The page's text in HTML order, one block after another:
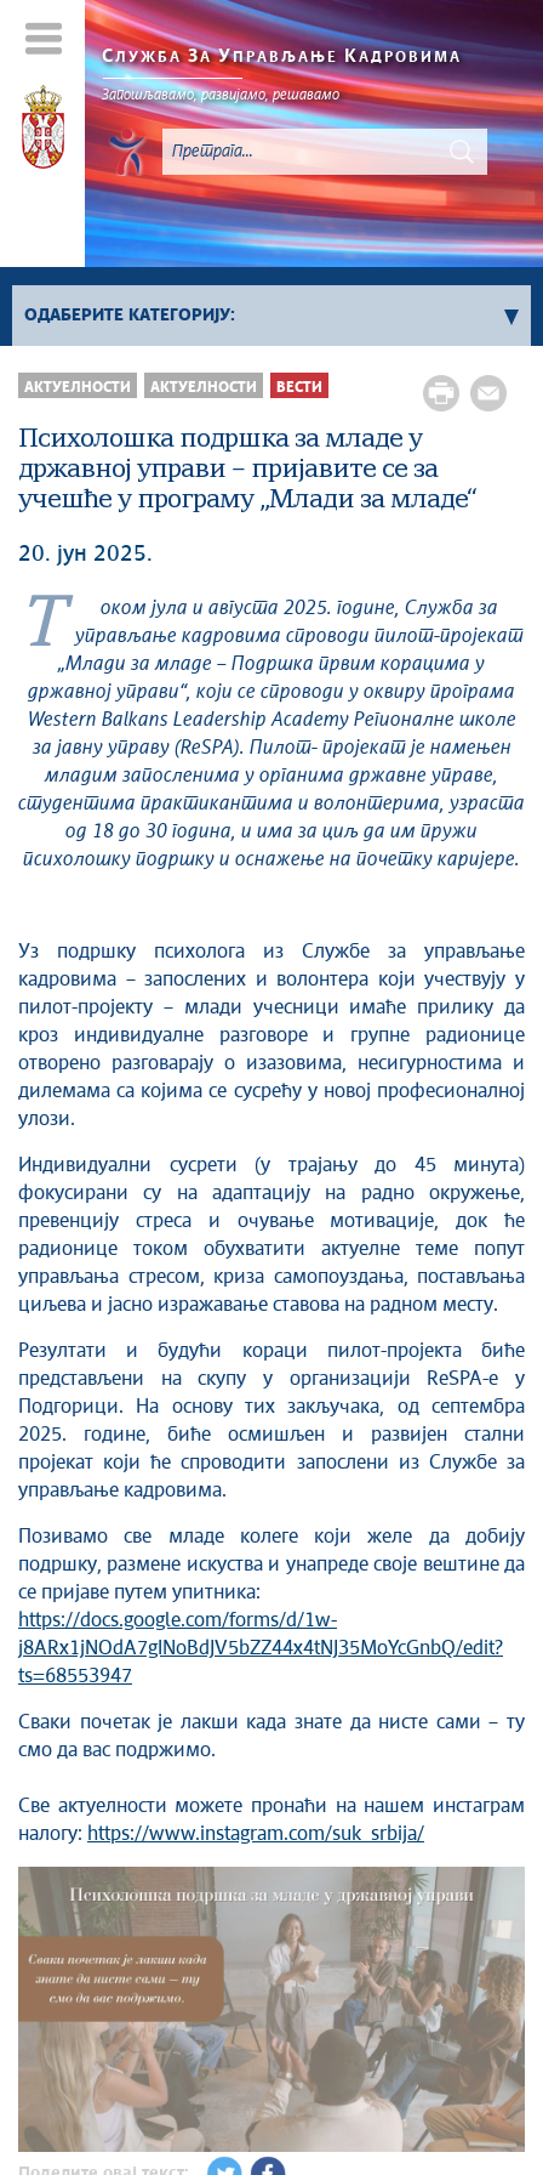
СЛУЖБА ЗАУПРАВЉАЊЕ КАДРОВИМА
Запошљавамо, развијамо, решавамо
ОДАБЕРИТЕ КАТЕГОРИЈУ:
Вести
Вести о објављеним конкурсима за
извршилачка радна места
Фото галерија
АКТУЕЛНОСТИ АКТУЕЛНОСТИ ВЕСТИ
Психолошка подршка за младе у
државној управи – пријавите се за
учешће у програму „Млади за младе“
20. јун 2025.
Т
оком јула и августа 2025. године, Служба за
управљање кадровима спроводи пилот-пројекат
„Млади за младе – Подршка првим корацима у
државној управи“, који се спроводи у оквиру програма
Western Balkans Leadership Academy Регионалне школе
за јавну управу (ReSPA). Пилот- пројекат је намењен
младим запосленима у органима државне управе,
студентима практикантима и волонтерима, узраста
од 18 до 30 година, и има за циљ да им пружи
психолошку подршку и оснажење на почетку каријере.
Уз подршку психолога из Службе за управљање
кадровима – запослених и волонтера који учествују у
пилот-пројекту – млади учесници имаће прилику да
кроз индивидуалне разговоре и групне радионице
отворено разговарају о изазовима, несигурностима и
дилемама са којима се сусрећу у новој професионалној
улози.
Индивидуални сусрети (у трајању до 45 минута)
фокусирани су на адаптацију на радно окружење,
превенцију стреса и очување мотивације, док ће
радионице током обухватити актуелне теме попут
управљања стресом, криза самопоуздања, постављања
циљева и јасно изражавање ставова на радном месту.
Резултати и будући кораци пилот-пројекта биће
представљени на скупу у организацији ReSPA-е у
Подгорици. На основу тих закључака, од септембра
2025. године, биће осмишљен и развијен стални
пројекат који ће спроводити запослени из Службе за
управљање кадровима.
Позивамо све младе колеге који желе да добију
подршку, размене искуства и унапреде своје вештине да
се пријаве путем упитника:
https://docs.google.com/forms/d/1w-
j8ARx1jNOdA7gINoBdJV5bZZ44x4tNJ35MoYcGnbQ/edit?
ts=68553947
Сваки почетак је лакши када знате да нисте сами – ту
смо да вас подржимо.
Све актуелности можете пронаћи на нашем инстаграм
налогу: https://www.instagram.com/suk_srbija/